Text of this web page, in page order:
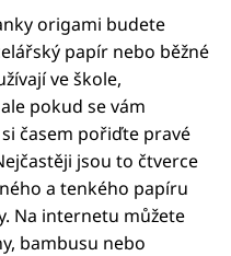
origami budete
papír nebo běžné
ve škole,
pokud se vám
časem pořiďte pravé
jsou to čtverce
a tenkého papíru
Na internetu můžete
bambusu nebo